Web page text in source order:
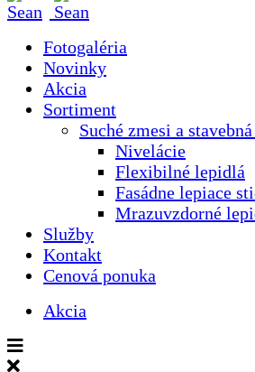
Fotogaléria
Novinky
Akcia
Sortiment
Suché zmesi a
Nivelácie
Flexibilné lepidlá
Fasádne lepiace
Mrazuvzdorné
Služby
Kontakt
Cenová ponuka
Akcia
Skryť